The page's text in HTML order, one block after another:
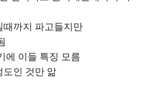
때까지 파고들지만
에 이들 특징 모름
도인 것만 앎